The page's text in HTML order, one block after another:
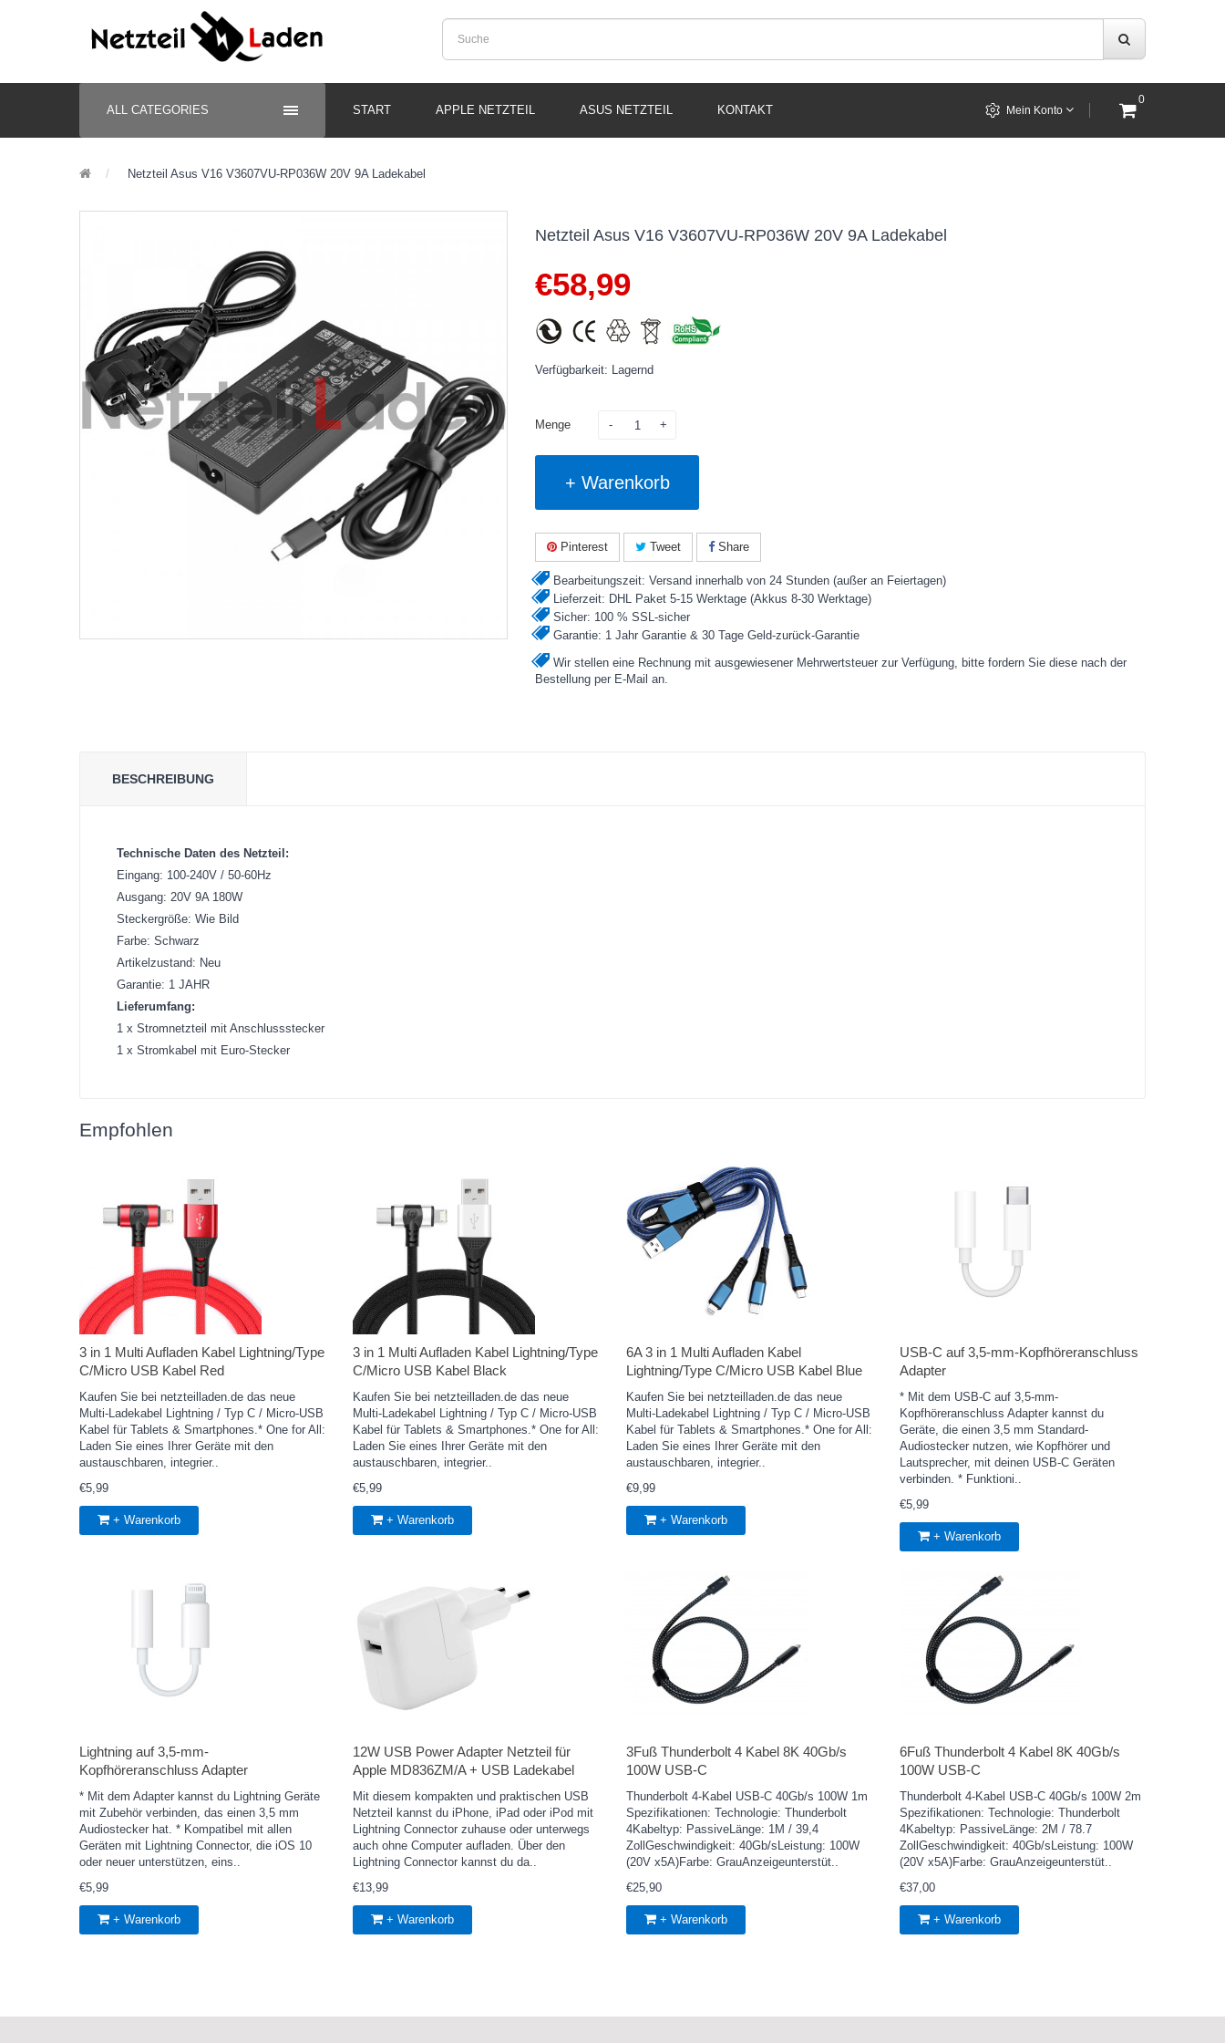
ALL CATEGORIES START APPLE NETZTEIL ASUS NETZTEIL KONTAKT Mein Konto
0
Netzteil Asus V16 V3607VU-RP036W 20V 9A Ladekabel
Netzteil Asus V16 V3607VU-RP036W 20V 9A Ladekabel
€58,99
Verfügbarkeit: Lagernd
Menge
+ Warenkorb
Pinterest Tweet Share
Bearbeitungszeit: Versand innerhalb von 24 Stunden (außer an Feiertagen)
Lieferzeit: DHL Paket 5-15 Werktage (Akkus 8-30 Werktage)
Sicher: 100 % SSL-sicher
Garantie: 1 Jahr Garantie & 30 Tage Geld-zurück-Garantie
Wir stellen eine Rechnung mit ausgewiesener Mehrwertsteuer zur Verfügung, bitte fordern Sie diese nach der
Bestellung per E-Mail an.
BESCHREIBUNG
Technische Daten des Netzteil:
Eingang: 100-240V / 50-60Hz
Ausgang: 20V 9A 180W
Steckergröße: Wie Bild
Farbe: Schwarz
Artikelzustand: Neu
Garantie: 1 JAHR
Lieferumfang:
1 x Stromnetzteil mit Anschlussstecker
1 x Stromkabel mit Euro-Stecker
Empfohlen
3 in 1 Multi Aufladen Kabel Lightning/Type
C/Micro USB Kabel Red
Kaufen Sie bei netzteilladen.de das neue
Multi-Ladekabel Lightning / Typ C / Micro-USB
Kabel für Tablets & Smartphones.* One for All:
Laden Sie eines Ihrer Geräte mit den
austauschbaren, integrier..
€5,99
+ Warenkorb
3 in 1 Multi Aufladen Kabel Lightning/Type
C/Micro USB Kabel Black
Kaufen Sie bei netzteilladen.de das neue
Multi-Ladekabel Lightning / Typ C / Micro-USB
Kabel für Tablets & Smartphones.* One for All:
Laden Sie eines Ihrer Geräte mit den
austauschbaren, integrier..
€5,99
+ Warenkorb
6A 3 in 1 Multi Aufladen Kabel
Lightning/Type C/Micro USB Kabel Blue
Kaufen Sie bei netzteilladen.de das neue
Multi-Ladekabel Lightning / Typ C / Micro-USB
Kabel für Tablets & Smartphones.* One for All:
Laden Sie eines Ihrer Geräte mit den
austauschbaren, integrier..
€9,99
+ Warenkorb
USB‑C auf 3,5‑mm-Kopfhörer­anschluss
Adapter
* Mit dem USB‑C auf 3,5‑mm-
Kopfhöreranschluss Adapter kannst du
Geräte, die einen 3,5 mm Standard-
Audiostecker nutzen, wie Kopfhörer und
Lautsprecher, mit deinen USB‑C Geräten
verbinden. * Funktioni..
€5,99
+ Warenkorb
Lightning auf 3,5‑mm-
Kopfhöreranschluss Adapter
* Mit dem Adapter kannst du Lightning Geräte
mit Zubehör verbinden, das einen 3,5 mm
Audiostecker hat. * Kompatibel mit allen
Geräten mit Lightning Connector, die iOS 10
oder neuer unterstützen, eins..
€5,99
+ Warenkorb
12W USB Power Adapter Netzteil für
Apple MD836ZM/A + USB Ladekabel
Mit diesem kompakten und praktischen USB
Netzteil kannst du iPhone, iPad oder iPod mit
Lightning Connector zuhause oder unterwegs
auch ohne Computer aufladen. Über den
Lightning Connector kannst du da..
€13,99
+ Warenkorb
3Fuß Thunderbolt 4 Kabel 8K 40Gb/s
100W USB-C
Thunderbolt 4-Kabel USB-C 40Gb/s 100W 1m
Spezifikationen: Technologie: Thunderbolt
4Kabeltyp: PassiveLänge: 1M / 39,4
ZollGeschwindigkeit: 40Gb/sLeistung: 100W
(20V x5A)Farbe: GrauAnzeigeunterstüt..
€25,90
+ Warenkorb
6Fuß Thunderbolt 4 Kabel 8K 40Gb/s
100W USB-C
Thunderbolt 4-Kabel USB-C 40Gb/s 100W 2m
Spezifikationen: Technologie: Thunderbolt
4Kabeltyp: PassiveLänge: 2M / 78.7
ZollGeschwindigkeit: 40Gb/sLeistung: 100W
(20V x5A)Farbe: GrauAnzeigeunterstüt..
€37,00
+ Warenkorb